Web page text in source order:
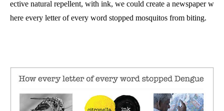
ective natural repellent, with ink, we could create a newspaper w
here every letter of every word stopped mosquitos from biting.